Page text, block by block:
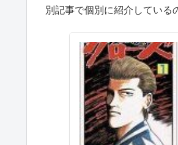
別記事で個別に紹介している